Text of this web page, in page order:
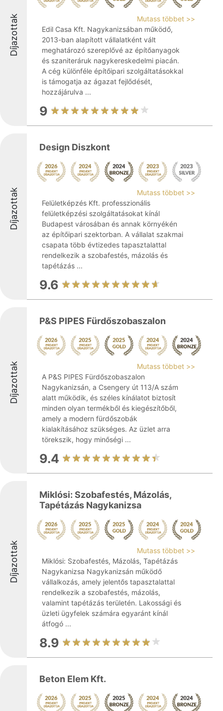
Díjazottak
Mutass többet >>
Edil Casa Kft. Nagykanizsában működő,
2013-ban alapított vállalatként vált
meghatározó szereplővé az építőanyagok
és szaniteráruk nagykereskedelmi piacán.
A cég különféle építőipari szolgáltatásokkal
is támogatja az ágazat fejlődését,
hozzájárulva ...
9
Díjazottak
Design Diszkont
Mutass többet >>
Felületképzés Kft. professzionális
felületképzési szolgáltatásokat kínál
Budapest városában és annak környékén
az építőipari szektorban. A vállalat szakmai
csapata több évtizedes tapasztalattal
rendelkezik a szobafestés, mázolás és
tapétázás ...
9.6
Díjazottak
P&S PIPES Fürdőszobaszalon
Mutass többet >>
A P&S PIPES Fürdőszobaszalon
Nagykanizsán, a Csengery út 113/A szám
alatt működik, és széles kínálatot biztosít
minden olyan termékből és kiegészítőből,
amely a modern fürdőszobák
kialakításához szükséges. Az üzlet arra
törekszik, hogy minőségi ...
9.4
Díjazottak
Miklósi: Szobafestés, Mázolás,
Tapétázás Nagykanizsa
Mutass többet >>
Miklósi: Szobafestés, Mázolás, Tapétázás
Nagykanizsa Nagykanizsán működő
vállalkozás, amely jelentős tapasztalattal
rendelkezik a szobafestés, mázolás,
valamint tapétázás területén. Lakossági és
üzleti ügyfelek számára egyaránt kínál
átfogó ...
8.9
Beton Elem Kft.